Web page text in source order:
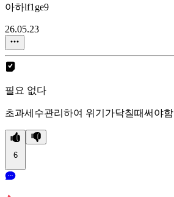
아하lf1ge9
26.05.23
필요 없다
초과세수관리하여 위기가닥칠때써야함
6